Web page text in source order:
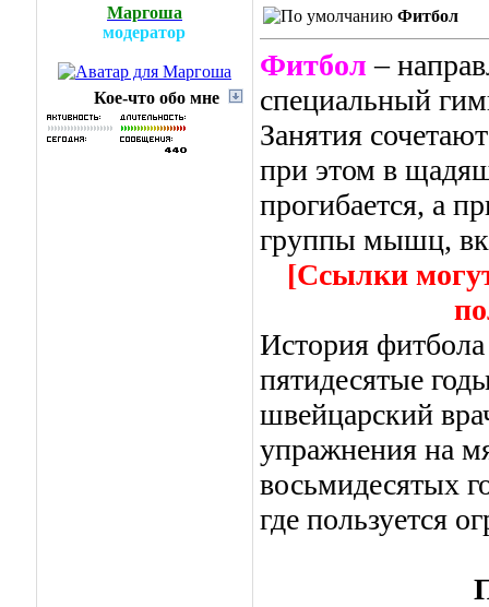
Маргоша
модератор
Кое-что обо мне
Фитбол
Фитбол–
специальный
Занятия
при этом в
прогибается, а
группы мышц,
[Ссылки
История
пятидесятые
швейцарский
упражнения на
восьмидесятых
где пользуется